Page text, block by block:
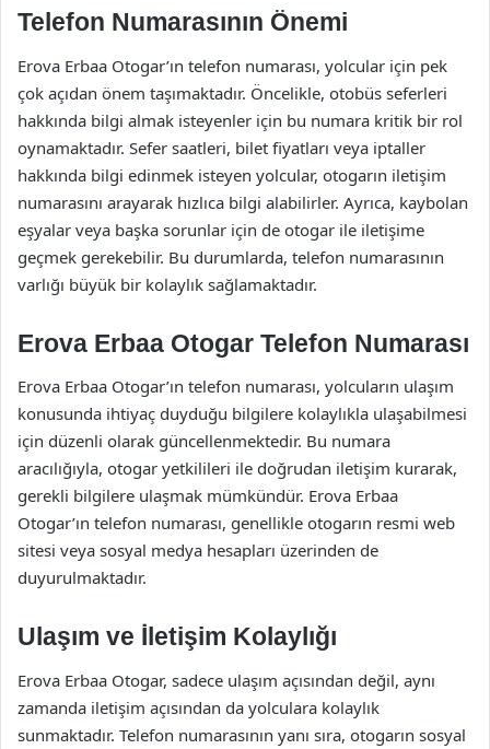
Telefon Numarasının Önemi
Erova Erbaa Otogar’ın telefon numarası, yolcular için pek
çok açıdan önem taşımaktadır. Öncelikle, otobüs seferleri
hakkında bilgi almak isteyenler için bu numara kritik bir rol
oynamaktadır. Sefer saatleri, bilet fiyatları veya iptaller
hakkında bilgi edinmek isteyen yolcular, otogarın iletişim
numarasını arayarak hızlıca bilgi alabilirler. Ayrıca, kaybolan
eşyalar veya başka sorunlar için de otogar ile iletişime
geçmek gerekebilir. Bu durumlarda, telefon numarasının
varlığı büyük bir kolaylık sağlamaktadır.
Erova Erbaa Otogar Telefon Numarası
Erova Erbaa Otogar’ın telefon numarası, yolcuların ulaşım
konusunda ihtiyaç duyduğu bilgilere kolaylıkla ulaşabilmesi
için düzenli olarak güncellenmektedir. Bu numara
aracılığıyla, otogar yetkilileri ile doğrudan iletişim kurarak,
gerekli bilgilere ulaşmak mümkündür. Erova Erbaa
Otogar’ın telefon numarası, genellikle otogarın resmi web
sitesi veya sosyal medya hesapları üzerinden de
duyurulmaktadır.
Ulaşım ve İletişim Kolaylığı
Erova Erbaa Otogar, sadece ulaşım açısından değil, aynı
zamanda iletişim açısından da yolculara kolaylık
sunmaktadır. Telefon numarasının yanı sıra, otogarın sosyal